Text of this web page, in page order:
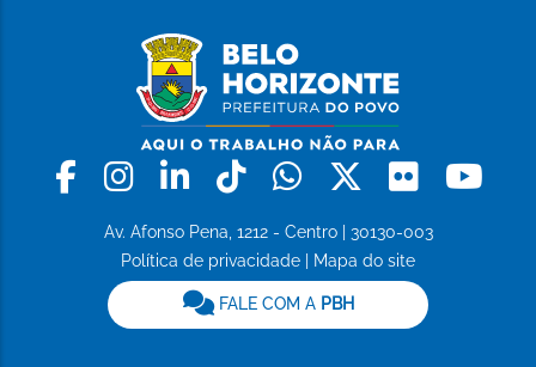
Facebook
Instagram
LinkedinTiktokWhatsapp
X Flickr
Av. Afonso Pena, 1212 - Centro | 30130-003
Política de privacidade
Mapa do site
FALE COM A PBH